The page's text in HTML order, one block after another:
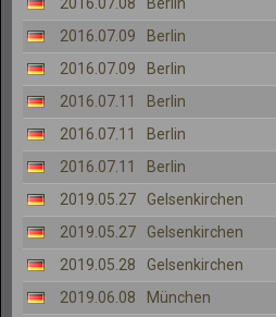
2016.07.09
Berlin
2016.07.09
Berlin
2016.07.11
Berlin
2016.07.11
Berlin
2016.07.11
Berlin
2019.05.27
Gelsenkirchen
2019.05.27
Gelsenkirchen
2019.05.28
Gelsenkirchen
2019.06.08
München